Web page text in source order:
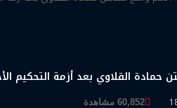
حمادة القلاوي بعد أزمة التحكيم
60,852 مشاهدة